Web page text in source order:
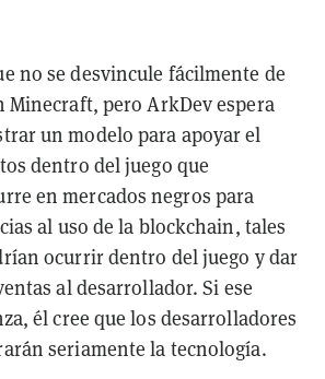
no se desvincule fácilmente de
Minecraft, pero ArkDev espera
un modelo para apoyar el
dentro del juego que
en mercados negros para
al uso de la blockchain, tales
ocurrir dentro del juego y dar
al desarrollador. Si ese
él cree que los desarrolladores
seriamente la tecnología.